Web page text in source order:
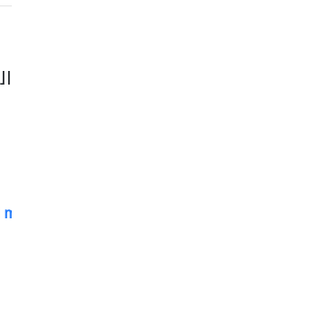
insulation..